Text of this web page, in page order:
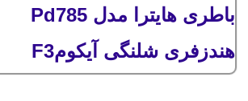
باطری هایترا مدل Pd785
هندزفری شلنگی آیکومF3